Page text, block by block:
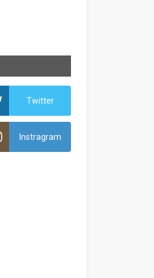
Twitter
Instragram